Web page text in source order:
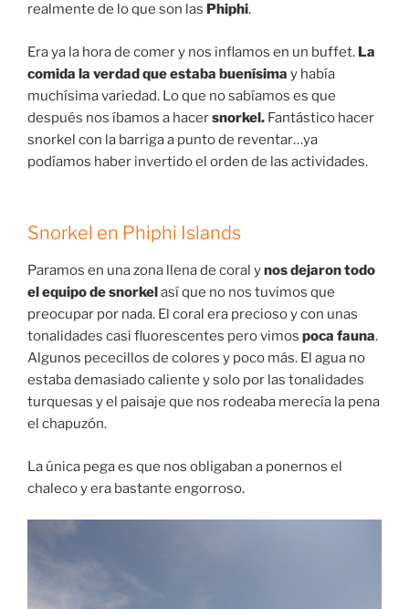
realmente de lo que son las Phiphi.
Era ya la hora de comer y nos inflamos en un buffet. La
comida la verdad que estaba buenísima y había
muchísima variedad. Lo que no sabíamos es que
después nos íbamos a hacersnorkel. Fantástico hacer
snorkel con la barriga a punto de reventar…ya
podíamos haber invertido el orden de las actividades.
Snorkel en Phiphi Islands
Paramos en una zona llena de coral ynos dejaron todo
el equipo de snorkelasí que no nos tuvimos que
preocupar por nada. El coral era precioso y con unas
tonalidades casi fluorescentes pero vimos poca fauna.
Algunos pececillos de colores y poco más. El agua no
estaba demasiado caliente y solo por las tonalidades
turquesas y el paisaje que nos rodeaba merecía la pena
el chapuzón.
La única pega es que nos obligaban a ponernos el
chaleco y era bastante engorroso.